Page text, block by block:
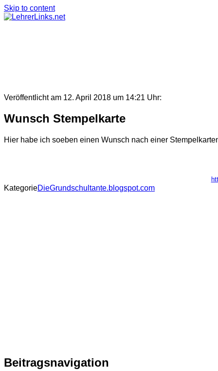
Skip to content
Veröffentlicht am 12. April 2018 um 14:21 Uhr:
Wunsch Stempelkarte
Hier habe ich soeben einen Wunsch nach einer
KategorieDieGrundschultante.blogspot.com
Beitragsnavigation